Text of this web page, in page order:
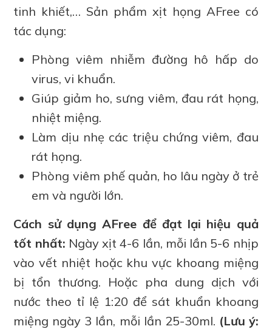
tinh khiết,… Sản phẩm xịt họng AFree có
tác dụng:
Phòng viêm nhiễm đường hô hấp do
virus, vi khuẩn.
Giúp giảm ho, sưng viêm, đau rát họng,
nhiệt miệng.
Làm dịu nhẹ các triệu chứng viêm, đau
rát họng.
Phòng viêm phế quản, ho lâu ngày ở trẻ
em và người lớn.
Cách sử dụng AFree để đạt lại hiệu quả
tốt nhất: Ngày xịt 4-6 lần, mỗi lần 5-6 nhịp
vào vết nhiệt hoặc khu vực khoang miệng
bị tổn thương. Hoặc pha dung dịch với
nước theo tỉ lệ 1:20 để sát khuẩn khoang
miệng ngày 3 lần, mỗi lần 25-30ml. (Lưu ý: